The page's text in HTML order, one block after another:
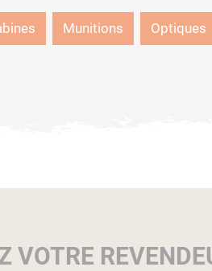
Munitions Optiques
VOTRE